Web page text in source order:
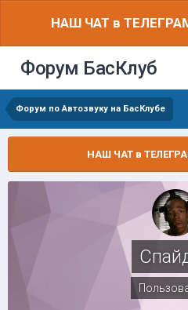
НАШ ЧАТ в
Форум БасКлуб
Форум по Автозвуку на БасКлубе
НАШ ЧАТ в